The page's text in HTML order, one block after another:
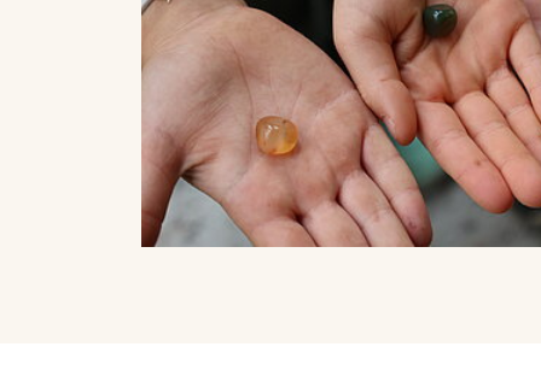
STATISTIK
Statistik Cookies erfassen Informationen
anonym. Diese Informationen helfen uns
zu verstehen, wie unsere Besucher